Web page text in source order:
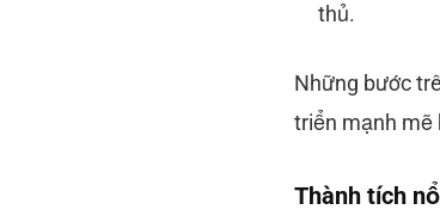
thủ.
Những bước
triển mạnh mẽ
Thành tích